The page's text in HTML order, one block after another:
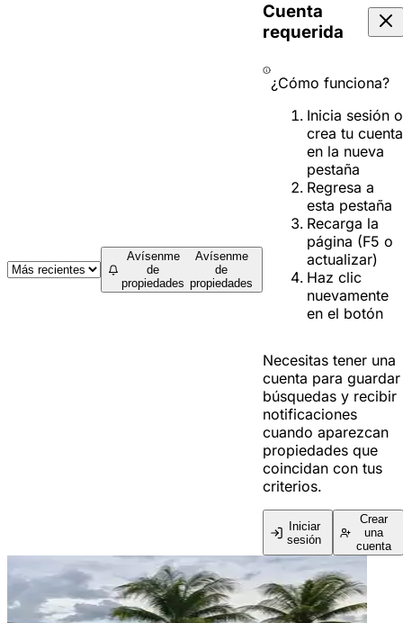
Avísenme
de
propiedades
Avísenme
de
propiedades
Cuenta
requerida
¿Cómo funciona?
Inicia sesión o
crea tu cuenta
en la nueva
pestaña
Regresa a
esta pestaña
Recarga la
página (F5 o
actualizar)
Haz clic
nuevamente
en el botón
Necesitas tener una
cuenta para guardar
búsquedas y recibir
notificaciones
cuando aparezcan
propiedades que
coincidan con tus
criterios.
Iniciar
sesión
Crear
una
cuenta